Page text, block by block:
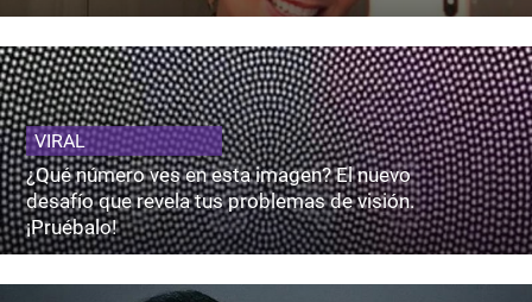
VIRAL
¿Qué número ves en esta imagen? El nuevo
desafío que revela tus problemas de visión.
¡Pruébalo!